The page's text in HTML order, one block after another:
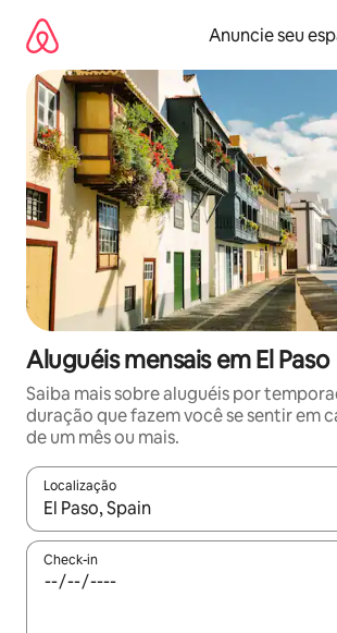
para
conteúdo
Anuncie seu
Aluguéis mensais em El Paso
Saiba mais sobre aluguéis por
duração que fazem você se sentir em
de um mês ou mais.
Localização
Quando os resultados estiverem
Check-in